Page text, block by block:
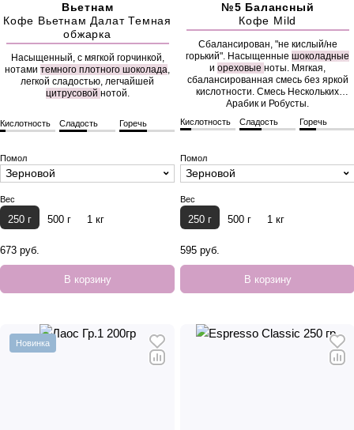
Вьетнам
Кофе Вьетнам Далат Темная
обжарка
Насыщенный, с мягкой горчинкой,
нотами темного плотного шоколада,
легкой сладостью, легчайшей
цитрусовой нотой.
Кислотность Сладость Горечь
673 руб.
В корзину
Помол
Зерновой
Вес
250 г 500 г 1 кг
№5 Балансный
Кофе Mild
Сбалансирован, "не кислый/не
горький". Насыщенные шоколадные
и ореховые ноты. Мягкая,
сбалансированная смесь без яркой
кислотности. Смесь Нескольких
Арабик и Робусты.
Кислотность Сладость Горечь
595 руб.
В корзину
Помол
Зерновой
Вес
250 г 500 г 1 кг
Новинка